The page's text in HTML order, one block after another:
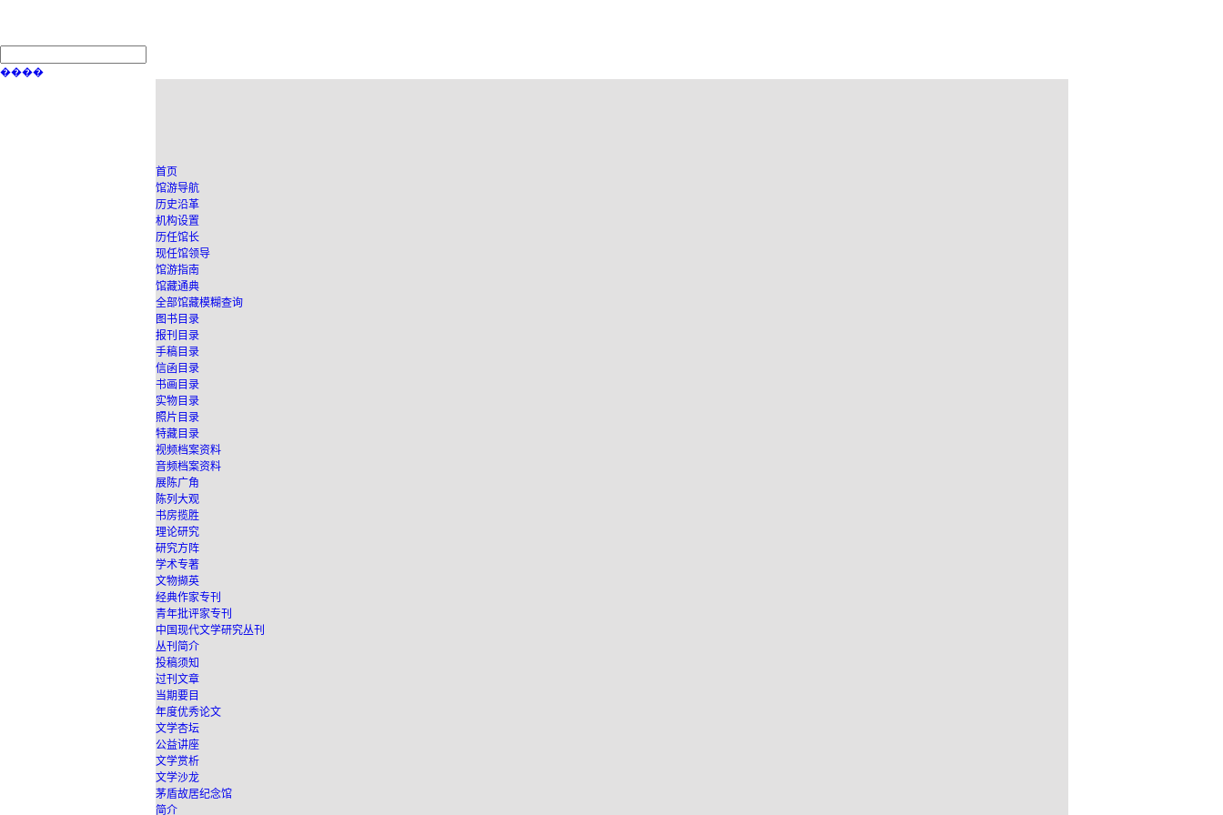
����
首页
馆游导航
历史沿革
机构设置
历任馆长
现任馆领导
馆游指南
馆藏通典
全部馆藏模糊查询
图书目录
报刊目录
手稿目录
信函目录
书画目录
实物目录
照片目录
特藏目录
视频档案资料
音频档案资料
展陈广角
陈列大观
书房揽胜
理论研究
研究方阵
学术专著
文物撷英
经典作家专刊
青年批评家专刊
中国现代文学研究丛刊
丛刊简介
投稿须知
过刊文章
当期要目
年度优秀论文
文学杏坛
公益讲座
文学赏析
文学沙龙
茅盾故居纪念馆
简介